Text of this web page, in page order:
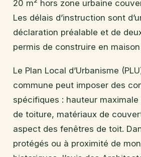
20 m² hors zone urbaine
Les délais d’instruction sont
déclaration préalable et de
permis de construire en
Le Plan Local d’Urbanisme
commune peut imposer des
spécifiques : hauteur
de toiture, matériaux de
aspect des fenêtres de toit.
protégés ou à proximité de